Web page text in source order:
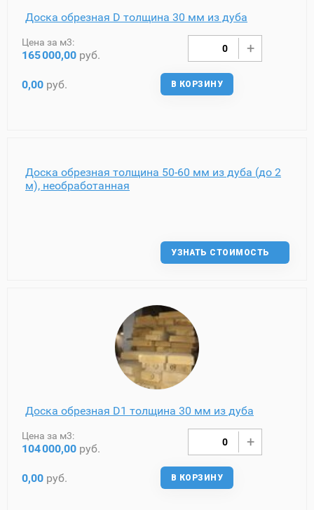
Доска обрезная D толщина 30 мм из дуба
Цена за м3:
165000,00 руб.
0,00 руб. В КОРЗИНУ
Доска обрезная толщина 50-60 мм из дуба (до 2
м), необработанная
УЗНАТЬ СТОИМОСТЬ
Доска обрезная D1 толщина 30 мм из дуба
Цена за м3:
104000,00 руб.
0,00 руб. В КОРЗИНУ